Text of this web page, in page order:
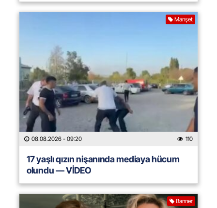
Manşet
08.08.2026 - 09:20 110
17 yaşlı qızın nişanında mediaya hücum
olundu — VİDEO
Banner